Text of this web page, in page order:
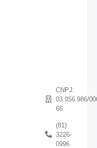
CNPJ:
03.956.986/
66
(81)
3226-
0996